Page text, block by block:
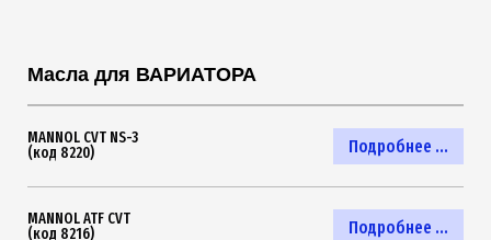
Масла для ВАРИАТОРА
Подробнее ...
MANNOL CVT NS-3
(код 8220)
Подробнее ...
MANNOL ATF CVT
(код 8216)